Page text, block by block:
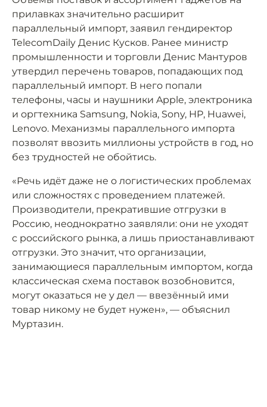
прилавках значительно расширит
параллельный импорт, заявил гендиректор
TelecomDaily Денис Кусков. Ранее министр
промышленности и торговли Денис Мантуров
утвердил перечень товаров, попадающих под
параллельный импорт. В него попали
телефоны, часы и наушники Apple, электроника
и оргтехника Samsung, Nokia, Sony, HP, Huawei,
Lenovo. Механизмы параллельного импорта
позволят ввозить миллионы устройств в год, но
без трудностей не обойтись.
«Речь идёт даже не о логистических проблемах
или сложностях с проведением платежей.
Производители, прекратившие отгрузки в
Россию, неоднократно заявляли: они не уходят
с российского рынка, а лишь приостанавливают
отгрузки. Это значит, что организации,
занимающиеся параллельным импортом, когда
классическая схема поставок возобновится,
могут оказаться не у дел — ввезённый ими
товар никому не будет нужен», — объяснил
Муртазин.